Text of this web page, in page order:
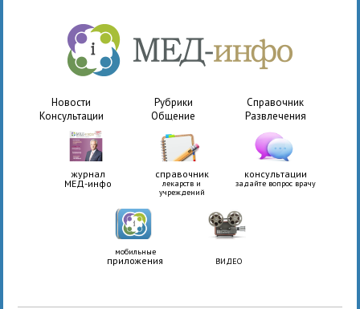
Новости Рубрики
Справочник
Консультации
Общение Развлечения
журнал
МЕД-инфо
справочник
лекарств и
учреждений
консультации
задайте вопрос врачу
мобильные
приложения ВИДЕО